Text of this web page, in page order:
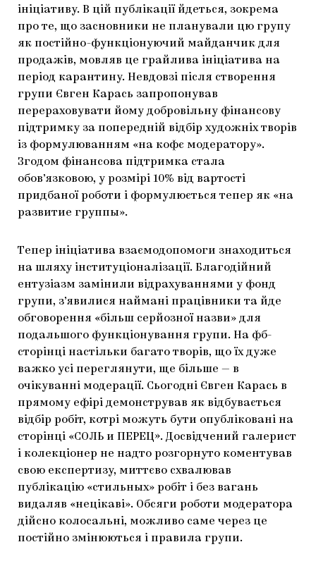
ініціативу. В цій публікації йдеться, зокрема
про те, що засновники не планували цю групу
як постійно-функціонуючий майданчик для
продажів, мовляв це грайлива ініціатива на
період карантину. Невдовзі після створення
групи Євген Карась запропонував
перераховувати йому добровільну фінансову
підтримку за попередній відбір художніх творів
із формулюванням «на кофє модератору».
Згодом фінансова підтримка стала
обов’язковою, у розмірі 10% від вартості
придбаної роботи і формулюється тепер як «на
развитие группы».
Тепер ініціатива взаємодопомоги знаходиться
на шляху інституціоналізації. Благодійний
ентузіазм замінили відрахуваннями у фонд
групи, з’явилися наймані працівники та йде
обговорення «більш серйозної назви» для
подальшого функціонування групи. На фб-
сторінці настільки багато творів, що їх дуже
важко усі переглянути, ще більше — в
очікуванні модерації. Сьогодні Євген Карась в
прямому ефірі демонстрував як відбувається
відбір робіт, котрі можуть бути опубліковані на
сторінці «CОЛЬ и ПЕРЕЦ». Досвідчений галерист
і колекціонер не надто розгорнуто коментував
свою експертизу, миттєво схвалював
публікацію «стильных» робіт і без вагань
видаляв «нецікаві». Обсяги роботи модератора
дійсно колосальні, можливо саме через це
постійно змінюються і правила групи.